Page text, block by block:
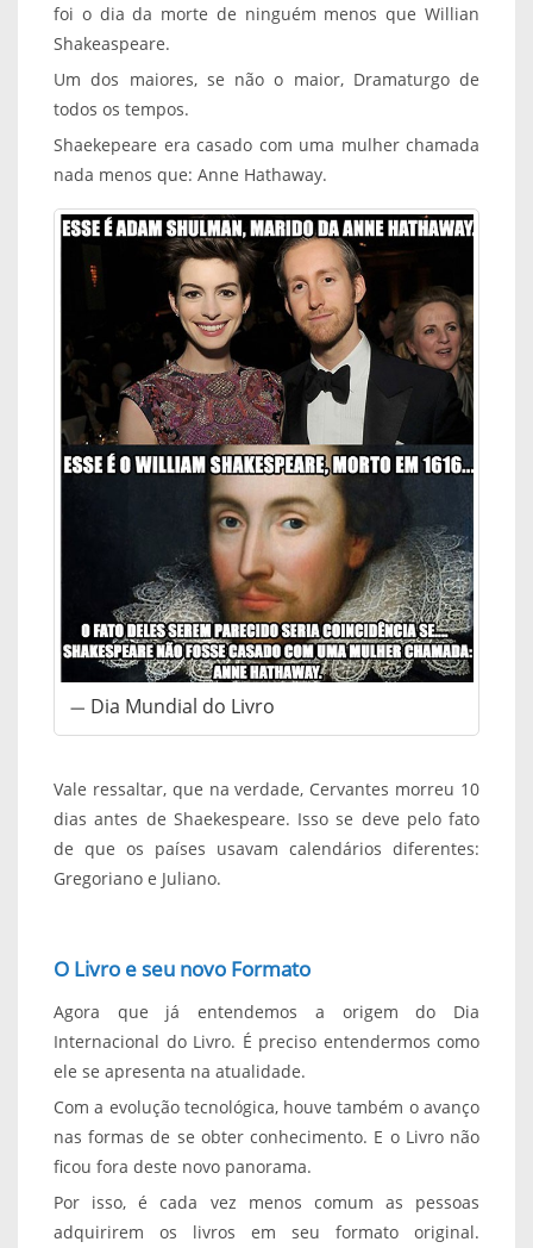
foi o dia da morte de ninguém menos que Willian
Shakeaspeare.
Um dos maiores, se não o maior, Dramaturgo de
todos os tempos.
Shaekepeare era casado com uma mulher chamada
nada menos que: Anne Hathaway.
Dia Mundial do Livro
Vale ressaltar, que na verdade, Cervantes morreu 10
dias antes de Shaekespeare. Isso se deve pelo fato
de que os países usavam calendários diferentes:
Gregoriano e Juliano.
O Livro e seu novo Formato
Agora que já entendemos a origem do Dia
Internacional do Livro. É preciso entendermos como
ele se apresenta na atualidade.
Com a evolução tecnológica, houve também o avanço
nas formas de se obter conhecimento. E o Livro não
ficou fora deste novo panorama.
Por isso, é cada vez menos comum as pessoas
adquirirem os livros em seu formato original.